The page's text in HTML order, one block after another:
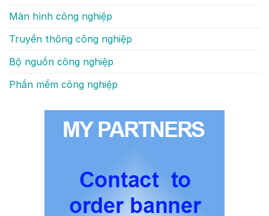
Màn hình công nghiệp
Truyền thông công nghiệp
Bộ nguồn công nghiệp
Phần mềm công nghiệp